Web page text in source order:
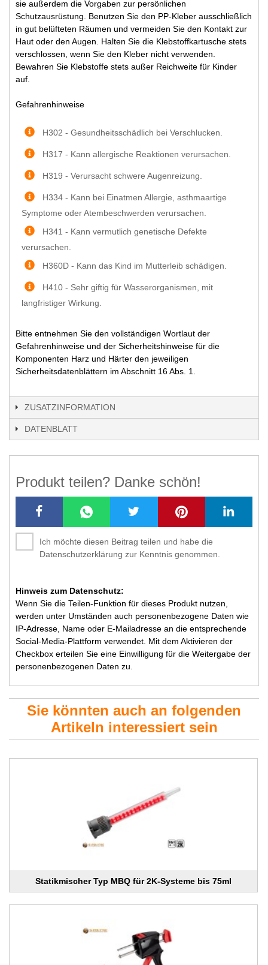
sie außerdem die Vorgaben zur persönlichen
Schutzausrüstung. Benutzen Sie den PP-Kleber ausschließlich
in gut belüfteten Räumen und vermeiden Sie den Kontakt zur
Haut oder den Augen. Halten Sie die Klebstoffkartusche stets
verschlossen, wenn Sie den Kleber nicht verwenden.
Bewahren Sie Klebstoffe stets außer Reichweite für Kinder
auf.
Gefahrenhinweise
H302 - Gesundheitsschädlich bei Verschlucken.
H317 - Kann allergische Reaktionen verursachen.
H319 - Verursacht schwere Augenreizung.
H334 - Kann bei Einatmen Allergie, asthmaartige
Symptome oder Atembeschwerden verursachen.
H341 - Kann vermutlich genetische Defekte
verursachen.
H360D - Kann das Kind im Mutterleib schädigen.
H410 - Sehr giftig für Wasserorganismen, mit
langfristiger Wirkung.
Bitte entnehmen Sie den vollständigen Wortlaut der
Gefahrenhinweise und der Sicherheitshinweise für die
Komponenten Harz und Härter den jeweiligen
Sicherheitsdatenblättern im Abschnitt 16 Abs. 1.
ZUSATZINFORMATION
DATENBLATT
Produkt teilen? Danke schön!
Ich möchte diesen Beitrag teilen und habe die
Datenschutzerklärung zur Kenntnis genommen.
Hinweis zum Datenschutz:
Wenn Sie die Teilen-Funktion für dieses Produkt nutzen,
werden unter Umständen auch personenbezogene Daten wie
IP-Adresse, Name oder E-Mailadresse an die entsprechende
Social-Media-Plattform verwendet. Mit dem Aktivieren der
Checkbox erteilen Sie eine Einwilligung für die Weitergabe der
personenbezogenen Daten zu.
Sie könnten auch an folgenden
Artikeln interessiert sein
Statikmischer Typ MBQ für 2K-Systeme bis 75ml